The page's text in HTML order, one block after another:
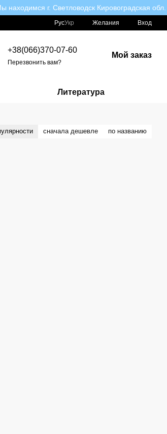
г. Светловодск Кировоградская обл.
РусУкр Желания Вход
+38(066)370-07-60
Перезвонить вам?
Мой заказ
Литература
сначала дешевле по названию